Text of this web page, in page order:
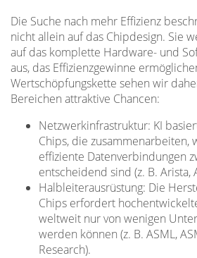
Die Suche nach mehr Effizienz
nicht allein auf das Chipdesign. Sie
auf das komplette Hardware- und
aus, das Effizienzgewinne
Wertschöpfungskette sehen wir
Bereichen attraktive Chancen:
Netzwerkinfrastruktur: KI
Chips, die zusammenarbeiten,
effiziente Datenverbindungen
entscheidend sind (z. B. Arista,
Halbleiterausrüstung: Die
Chips erfordert
weltweit nur von wenigen
werden können (z. B. ASML,
Research).